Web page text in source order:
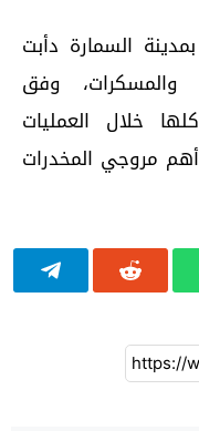
السمارة دأبت
والمسكرات، وفق
خلال العمليات
مروجي المخدرات